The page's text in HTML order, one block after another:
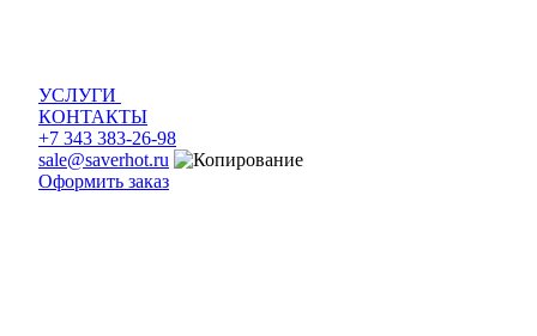
УСЛУГИ
КОНТАКТЫ
+7 343 383-26-98
sale@saverhot.ru
Оформить заказ